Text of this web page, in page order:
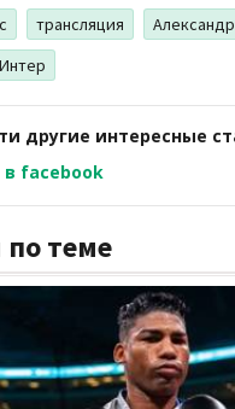
трансляция
другие интересные
facebook
по теме